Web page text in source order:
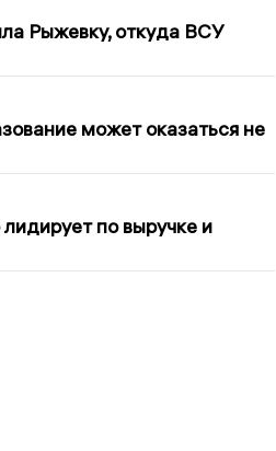
Рыжевку, откуда ВСУ
может оказаться не
по выручке и